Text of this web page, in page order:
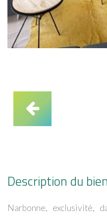
Description du bien
Narbonne, exclusivité,